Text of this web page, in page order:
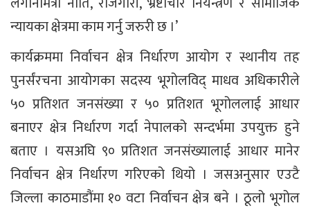
न्यायका क्षेत्रमा काम गर्नु जरुरी छ ।’
कार्यक्रममा निर्वाचन क्षेत्र निर्धारण आयोग र स्थानीय तह
पुनर्संरचना आयोगका सदस्य भूगोलविद् माधव अधिकारीले
५० प्रतिशत जनसंख्या र ५० प्रतिशत भूगोललाई आधार
बनाएर क्षेत्र निर्धारण गर्दा नेपालको सन्दर्भमा उपयुक्त हुने
बताए । यसअघि ९० प्रतिशत जनसंख्यालाई आधार मानेर
निर्वाचन क्षेत्र निर्धारण गरिएको थियो । जसअनुसार एउटै
जिल्ला काठमाडौंमा १० वटा निर्वाचन क्षेत्र बने । ठूलो भूगोल